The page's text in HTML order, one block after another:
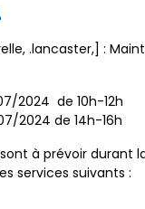
.lancaster,] :
2024 de 10h-12h
2024 de 14h-16h
à prévoir durant
services suivants :